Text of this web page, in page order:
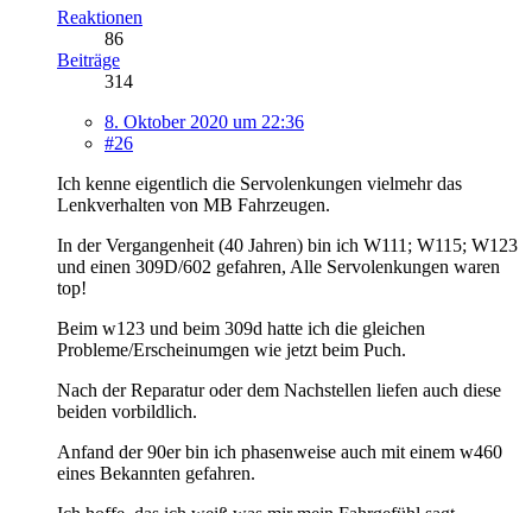
Reaktionen
86
Beiträge
314
8. Oktober 2020 um 22:36
#26
Ich kenne eigentlich die Servolenkungen vielmehr das
Lenkverhalten von MB Fahrzeugen.
In der Vergangenheit (40 Jahren) bin ich W111; W115; W123
und einen 309D/602 gefahren, Alle Servolenkungen waren
top!
Beim w123 und beim 309d hatte ich die gleichen
Probleme/Erscheinumgen wie jetzt beim Puch.
Nach der Reparatur oder dem Nachstellen liefen auch diese
beiden vorbildlich.
Anfand der 90er bin ich phasenweise auch mit einem w460
eines Bekannten gefahren.